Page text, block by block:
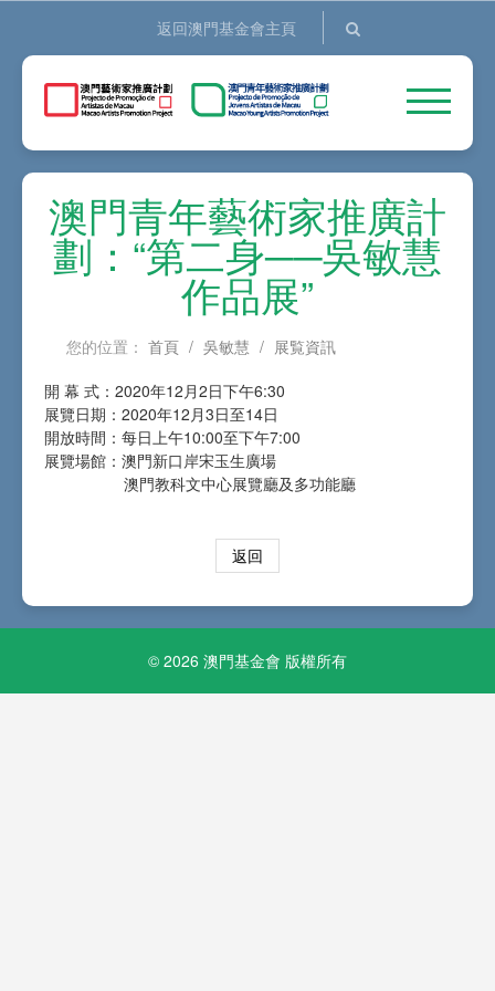
返回澳門基金會主頁
澳門青年藝術家推廣計
劃：“第二身──吳敏慧
作品展”
您的位置： 首頁 / 吳敏慧 / 展覧資訊
開 幕 式：2020年12月2日下午6:30
展覽日期：2020年12月3日至14日
開放時間：每日上午10:00至下午7:00
展覽場館：澳門新口岸宋玉生廣場
澳門教科文中心展覽廳及多功能廳
返回
© 2026 澳門基金會 版權所有